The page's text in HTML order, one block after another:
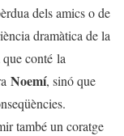
dels amics o de
dramàtica de la
conté la
Noemí, sinó que
també un coratge